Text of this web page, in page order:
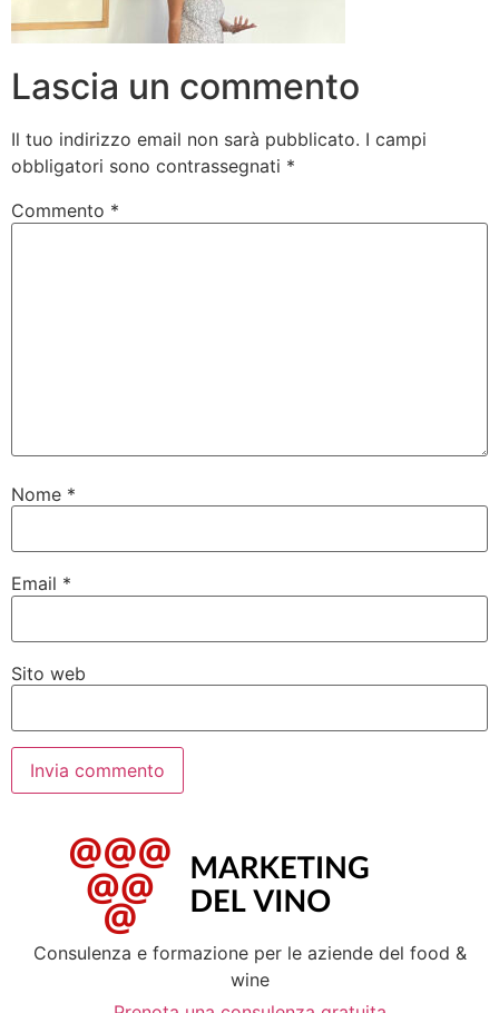
Lascia un commento
Il tuo indirizzo email non sarà pubblicato. I campi
obbligatori sono contrassegnati *
Commento *
Nome *
Email *
Sito web
Consulenza e formazione per le aziende del food &
wine